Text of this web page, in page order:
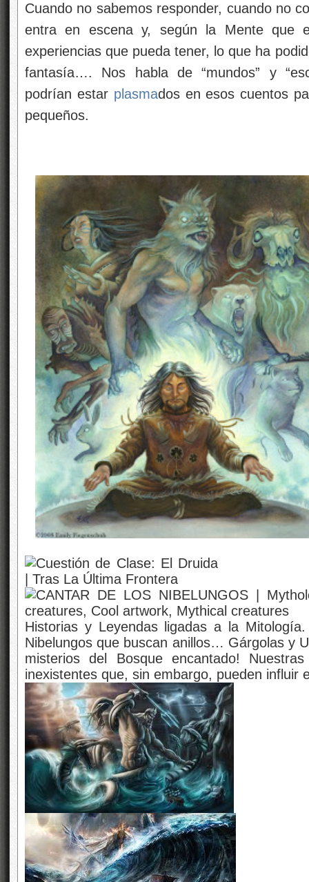
Cuando no sabemos responder, cuando no
entra en escena y, según la Mente que
experiencias que pueda tener, lo que ha
fantasía…. Nos habla de “mundos” y
podrían estar plasmados en esos cuentos
pequeños.
Historias y Leyendas ligadas a la
Nibelungos que buscan anillos… Gárgolas y
misterios del Bosque encantado!
inexistentes que, sin embargo, pueden influir